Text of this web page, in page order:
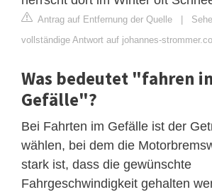
Antrag auf Entfernung der Quelle |
vollständige Antwort auf johannes-
Was bedeutet "fahren
Gefälle"?
Bei Fahrten im Gefälle ist der
wählen, bei dem die
stark ist, dass die gewünschte
Fahrgeschwindigkeit gehalten